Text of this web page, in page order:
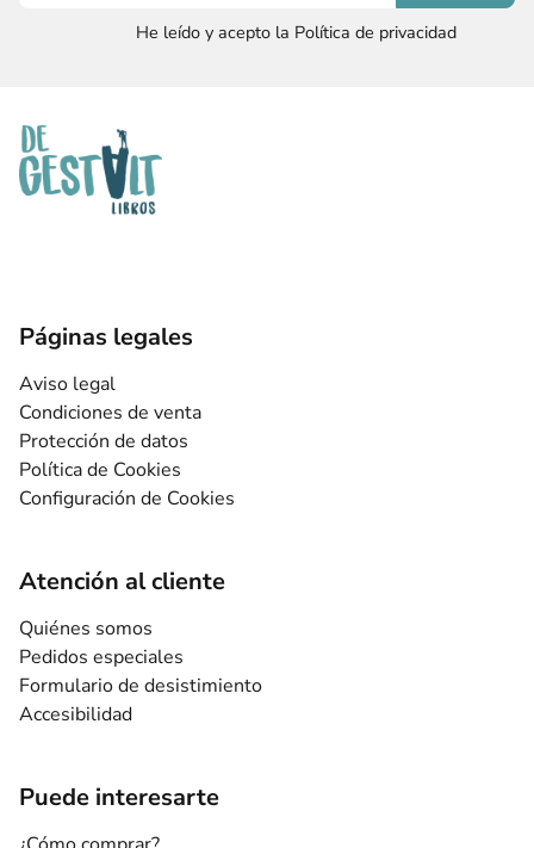
He leído y acepto la Política de privacidad
Páginas legales
Aviso legal
Condiciones de venta
Protección de datos
Política de Cookies
Configuración de Cookies
Atención al cliente
Quiénes somos
Pedidos especiales
Formulario de desistimiento
Accesibilidad
Puede interesarte